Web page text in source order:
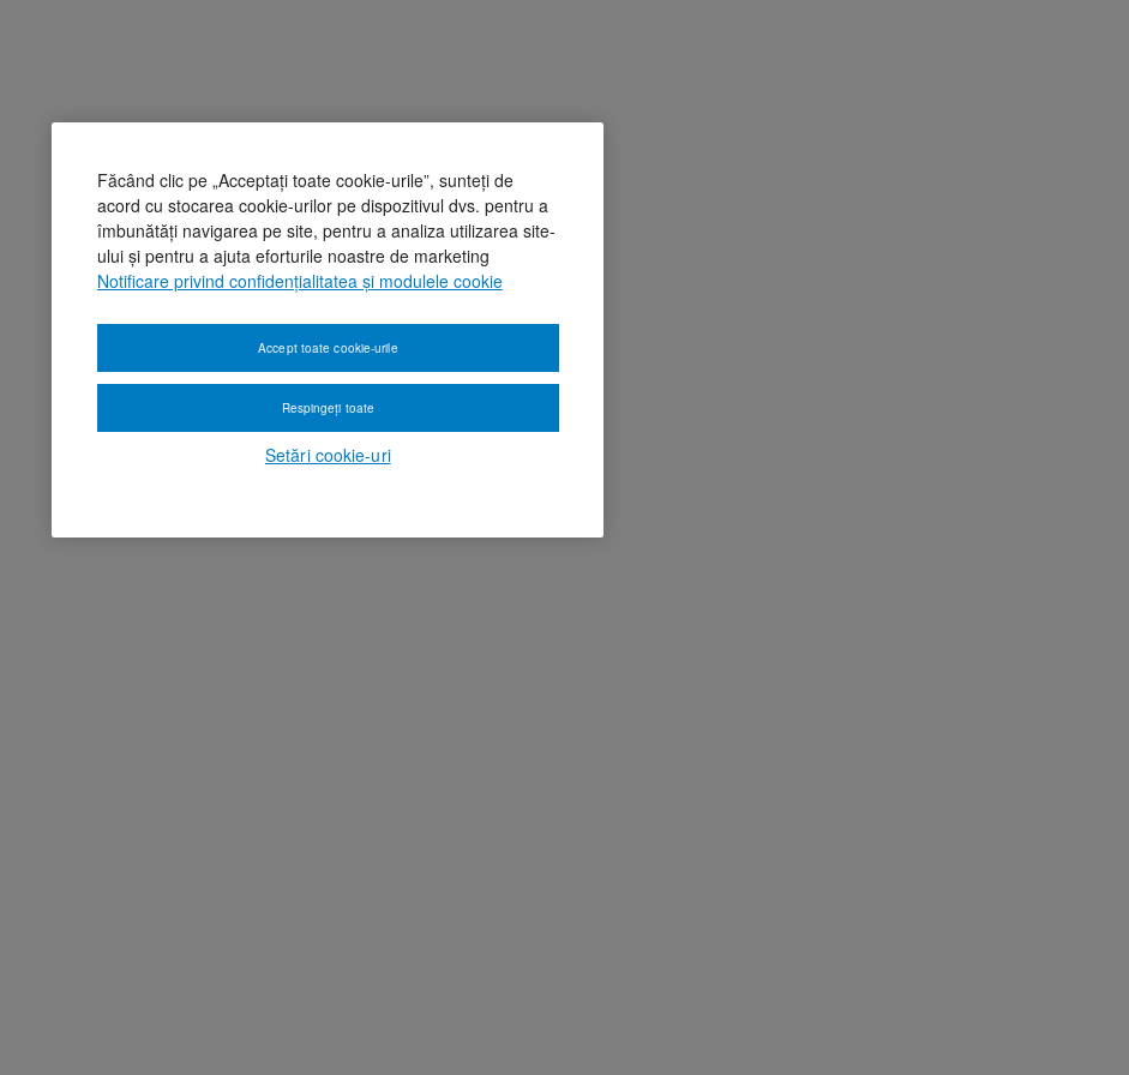
Făcând clic pe „Acceptați toate cookie-urile”, sunteți de
acord cu stocarea cookie-urilor pe dispozitivul dvs. pentru a
îmbunătăți navigarea pe site, pentru a analiza utilizarea site-
ului și pentru a ajuta eforturile noastre de marketing
Notificare privind confidențialitatea și modulele cookie
Setări cookie-uri
Respingeți toate
Accept toate cookie-urile